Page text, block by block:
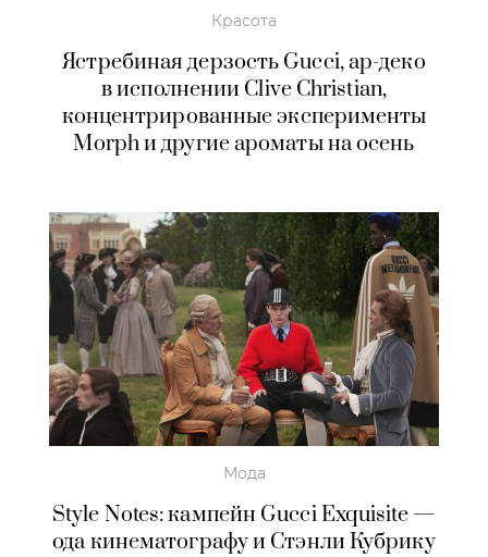
Красота
Ястребиная дерзость Gucci, ар-деко
в исполнении Clive Christian,
концентрированные эксперименты
Morph и другие ароматы на осень
Мода
Style Notes: кампейн Gucci Exquisite —
ода кинематографу и Стэнли Кубрику